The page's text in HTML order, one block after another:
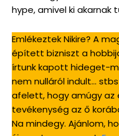
hype, amivel ki akarnak
Emlékeztek Nikire? A
épített bizniszt a
írtunk kapott hideget-
nem nulláról indult…
afelett, hogy amúgy
tevékenység az ő
Na mindegy. Ajánlom,